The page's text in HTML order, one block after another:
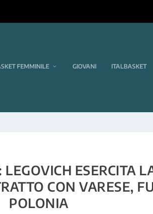
FEMMINILE GIOVANI ITALBASKET
ESERCITA
CON VARESE,
POLONIA